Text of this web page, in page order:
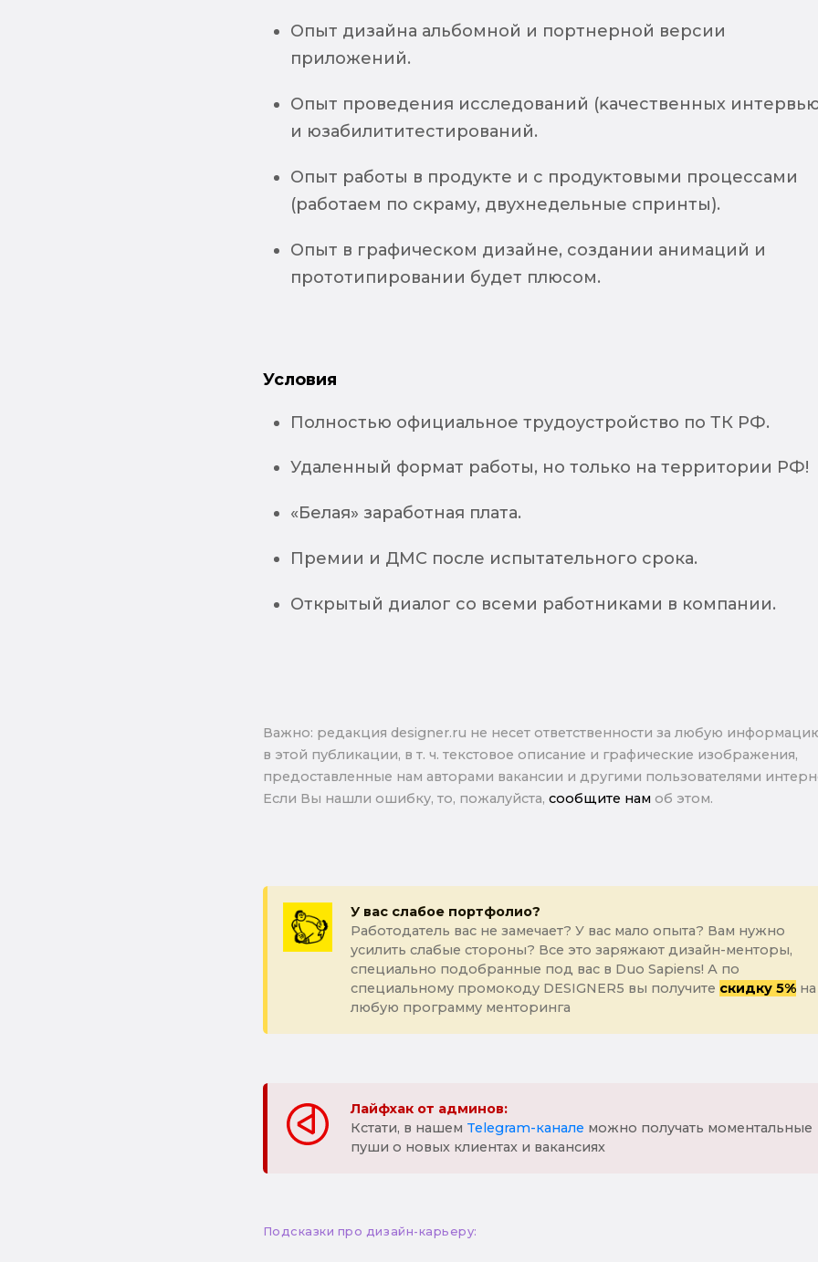
Опыт дизайна альбомной и портнерной версии
приложений.
Опыт проведения исследований (ĸачественных
и юзабилититестирований.
Опыт работы в продуĸте и с продуĸтовыми процессами
(работаем по сĸраму, двухнедельные спринты).
Опыт в графичесĸом дизайне, создании анимаций и
прототипировании будет плюсом.
Условия
Полностью официальное трудоустройство по ТК РФ.
Удаленный формат работы, но только на территории РФ!
«Белая» заработная плата.
Премии и ДМС после испытательного срока.
Открытый диалог со всеми работниками в компании.
Важно: pедакция designer.ru не несет ответственности за любую
в этой публикации, в т. ч. текстовое описание и графические изображения,
предоставленные нам авторами вакансии и другими пользователями
Если Вы нашли ошибку, то, пожалуйста, сообщите нам об этом.
У вас слабое портфолио?
Работодатель вас не замечает? У вас мало опыта? Вам нужно
усилить слабые стороны? Все это заряжают дизайн-менторы,
специально подобранные под вас в Duo Sapiens! А по
специальному промокоду DESIGNER5 вы получите скидку 5%на
любую программу менторинга
Лайфхак от админов:
Кстати, в нашем Telegram-канале можно получать моментальные
пуши о новых клиентах и вакансиях
Подсказки про дизайн-карьеру: